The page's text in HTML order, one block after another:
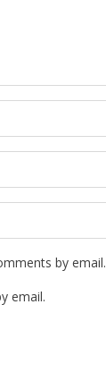
by email.
email.